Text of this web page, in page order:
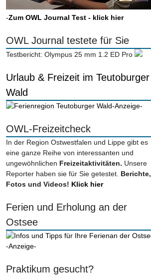
-Zum OWL Journal Test - klick hier
OWL Journal testete für Sie
Testbericht: Olympus 25 mm 1.2 ED Pro
Urlaub & Freizeit im Teutoburger
Wald
-Anzeige-
OWL-Freizeitcheck
In der Region Ostwestfalen und Lippe gibt es
eine ganze Reihe von interessanten und
ungewöhnlichen Freizeitaktivitäten. Unsere
Reporter haben sie für Sie getestet. Berichte,
Fotos und Videos! Klick hier
Ferien und Erholung an der
Ostsee
-Anzeige-
Praktikum gesucht?